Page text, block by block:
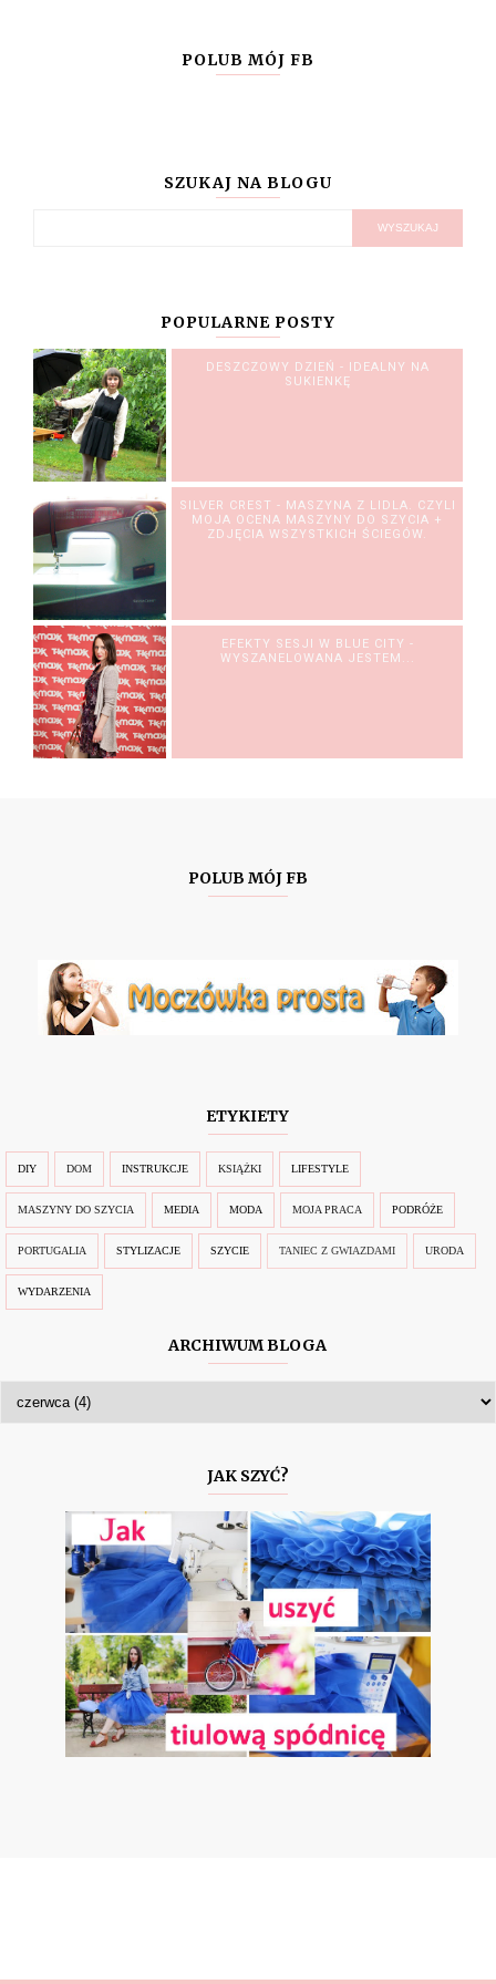
POLUB MÓJ FB
SZUKAJ NA BLOGU
POPULARNE POSTY
DESZCZOWY DZIEŃ - IDEALNY NA
SUKIENKĘ
SILVER CREST - MASZYNA Z LIDLA. CZYLI
MOJA OCENA MASZYNY DO SZYCIA +
ZDJĘCIA WSZYSTKICH ŚCIEGÓW.
EFEKTY SESJI W BLUE CITY -
WYSZANELOWANA JESTEM...
POLUB MÓJ FB
ETYKIETY
DIY DOM INSTRUKCJE KSIĄŻKI LIFESTYLE
MASZYNY DO SZYCIA MEDIA MODA MOJA PRACA PODRÓŻE
PORTUGALIA STYLIZACJE SZYCIE TANIEC Z GWIAZDAMI URODA
WYDARZENIA
ARCHIWUM BLOGA
JAK SZYĆ?